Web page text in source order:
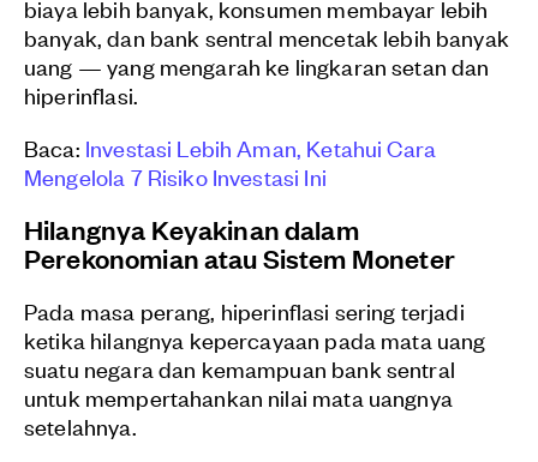
biaya lebih banyak, konsumen membayar lebih
banyak, dan bank sentral mencetak lebih banyak
uang — yang mengarah ke lingkaran setan dan
hiperinflasi.
Baca: Investasi Lebih Aman, Ketahui Cara
Mengelola 7 Risiko Investasi Ini
Hilangnya Keyakinan dalam
Perekonomian atau Sistem Moneter
Pada masa perang, hiperinflasi sering terjadi
ketika hilangnya kepercayaan pada mata uang
suatu negara dan kemampuan bank sentral
untuk mempertahankan nilai mata uangnya
setelahnya.